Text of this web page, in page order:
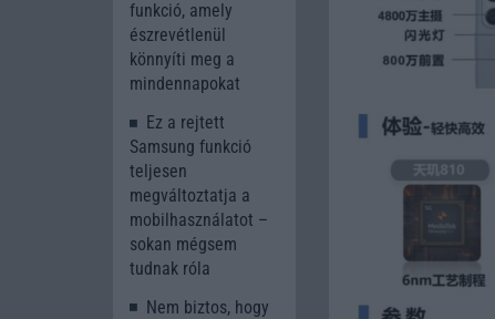
funkció, amely
észrevétlenül
könnyíti meg a
mindennapokat
Ez a rejtett
Samsung funkció
teljesen
megváltoztatja a
mobilhasználatot –
sokan mégsem
tudnak róla
Nem biztos, hogy